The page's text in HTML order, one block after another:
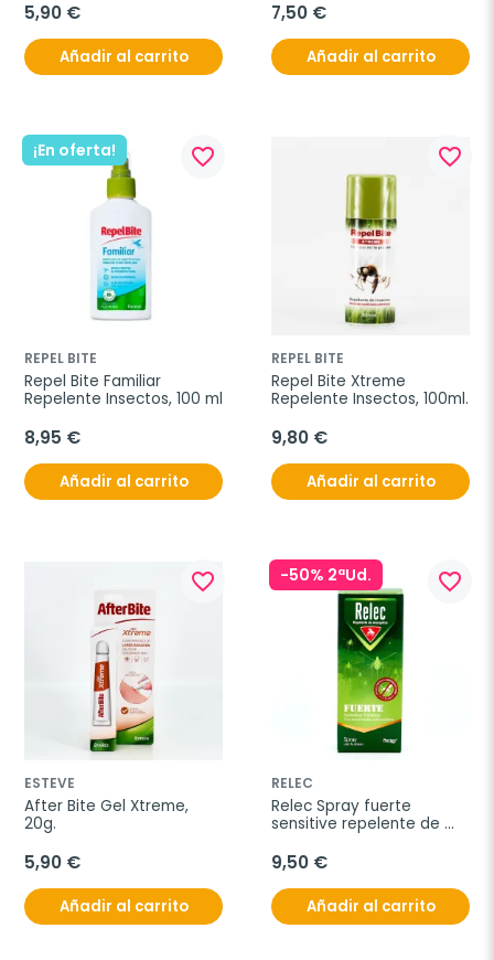
5,90 €
Añadir al carrito
7,50 €
Añadir al carrito
¡En oferta! favorite_border
REPEL BITE
Repel Bite Familiar
Repelente Insectos, 100 ml
8,95 €
Añadir al carrito
favorite_border
REPEL BITE
Repel Bite Xtreme
Repelente Insectos, 100ml.
9,80 €
Añadir al carrito
favorite_border
ESTEVE
After Bite Gel Xtreme,
20g.
5,90 €
Añadir al carrito
-50% 2ªUd. favorite_border
RELEC
Relec Spray fuerte
sensitive repelente de
9,50 €
Añadir al carrito